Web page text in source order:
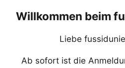
Willkommen beim
Liebe
Ab sofort ist die